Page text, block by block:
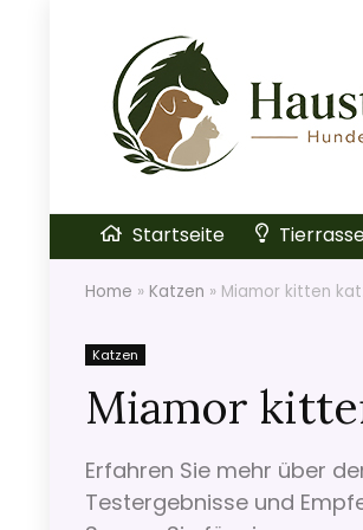
Startseite
Home » Katzen » Miamor kitten
Katzen
Miamor
Erfahren Sie mehr über
Testergebnisse und